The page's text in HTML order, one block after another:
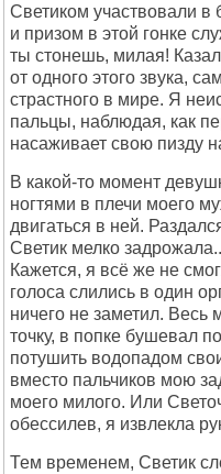
Светиком участвовали в
и призом в этой гонке
ты стонешь, милая!
от одного этого звука,
страстного в мире. Я
пальцы, наблюдая, как
насаживает свою пизду
В какой-то момент
ногтями в плечи моего
двигаться в ней.
Светик мелко
Кажется, я всё же не
голоса слились в один
ничего не заметил.
точку, в попке бушевал
потушить водопадом
вместо пальчиков мою
моего милого. Или
обессилев, я извлекла
Тем временем, Светик